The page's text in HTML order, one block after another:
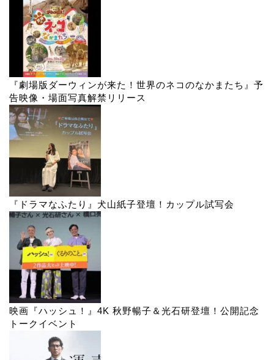
『劇場版ダーウィンが来た！世界のネコのなかまたち』予
告映像・場面写真解禁リリース
『ドラマなふたり』犬山紙子登壇！カップル試写会
映画『ハッシュ！』4K 秋野暢子＆光石研登壇！公開記念
トークイベント